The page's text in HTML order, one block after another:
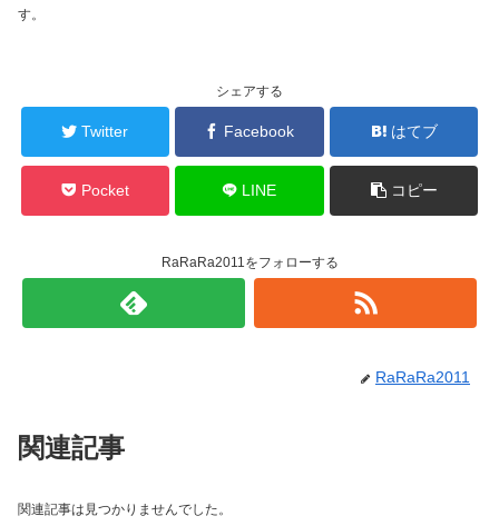
す。
シェアする
Twitter Facebook はてブ
Pocket LINE コピー
RaRaRa2011をフォローする
RaRaRa2011
関連記事
関連記事は見つかりませんでした。